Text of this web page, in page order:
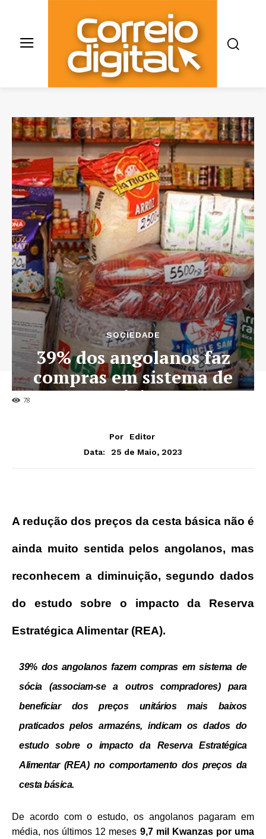
78
SOCIEDADE
39% dos angolanos faz
compras em sistema de
sócia
Por
Editor
Data:
25 de Maio, 2023
A redução dos preços da cesta básica não é
ainda muito sentida pelos angolanos, mas
reconhecem a diminuição, segundo dados
do estudo sobre o impacto da Reserva
Estratégica Alimentar (REA).
39% dos angolanos fazem compras em sistema de
sócia (associam-se a outros compradores) para
beneficiar dos preços unitários mais baixos
praticados pelos armazéns, indicam os dados do
estudo sobre o impacto da Reserva Estratégica
Alimentar (REA) no comportamento dos preços da
cesta básica.
De acordo com o estudo, os angolanos pagaram em
média, nos últimos 12 meses 9,7 mil Kwanzas por uma